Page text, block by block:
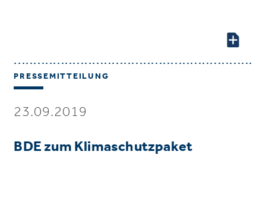
PRESSEMITTEILUNG
23.09.2019
BDE zum Klimaschutzpaket